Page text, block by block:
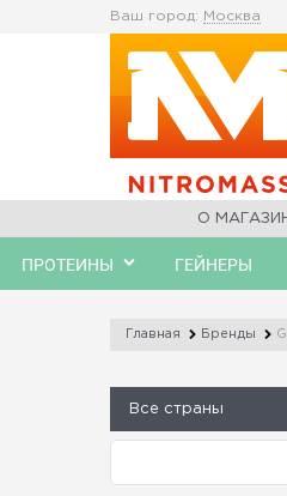
Ваш город: Москва
О
ПРОТЕИНЫ ГЕЙНЕРЫ
Главная Бренды